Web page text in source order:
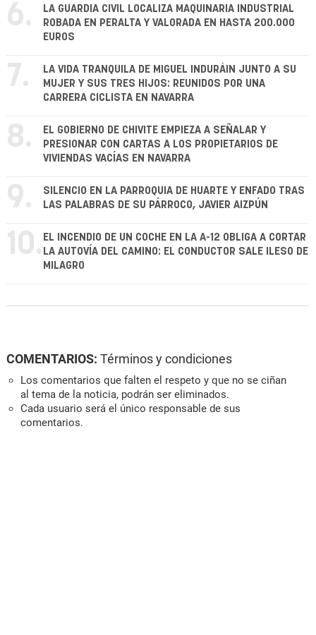
6.
LA GUARDIA CIVIL LOCALIZA MAQUINARIA INDUSTRIAL
ROBADA EN PERALTA Y VALORADA EN HASTA 200.000
EUROS
7.
LA VIDA TRANQUILA DE MIGUEL INDURÁIN JUNTO A SU
MUJER Y SUS TRES HIJOS: REUNIDOS POR UNA
CARRERA CICLISTA EN NAVARRA
8.
EL GOBIERNO DE CHIVITE EMPIEZA A SEÑALAR Y
PRESIONAR CON CARTAS A LOS PROPIETARIOS DE
VIVIENDAS VACÍAS EN NAVARRA
9.
SILENCIO EN LA PARROQUIA DE HUARTE Y ENFADO TRAS
LAS PALABRAS DE SU PÁRROCO, JAVIER AIZPÚN
10. EL INCENDIO DE UN COCHE EN LA A-12 OBLIGA A CORTAR
LA AUTOVÍA DEL CAMINO: EL CONDUCTOR SALE ILESO DE
MILAGRO
COMENTARIOS: Términos y condiciones
Los comentarios que falten el respeto y que no se ciñan
al tema de la noticia, podrán ser eliminados.
Cada usuario será el único responsable de sus
comentarios.